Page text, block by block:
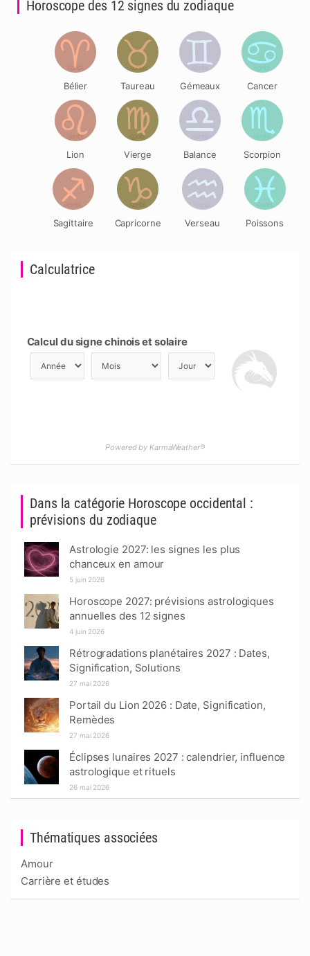
Thématiques associées
Amour
Carrière et études
Dans la catégorie Horoscope occidental :
prévisions du zodiaque
Astrologie 2027: les signes les plus
chanceux en amour
5 juin 2026
Horoscope 2027: prévisions astrologiques
annuelles des 12 signes
4 juin 2026
Rétrogradations planétaires 2027 : Dates,
Signification, Solutions
27 mai 2026
Portail du Lion 2026 : Date, Signification,
Remèdes
27 mai 2026
Éclipses lunaires 2027 : calendrier, influence
astrologique et rituels
26 mai 2026
Calculatrice
Calcul du signe chinois et solaire
Powered by KarmaWeather®
Horoscope des 12 signes du zodiaque
Bélier Taureau Gémeaux Cancer
Lion Vierge Balance Scorpion
Sagittaire Capricorne Verseau Poissons